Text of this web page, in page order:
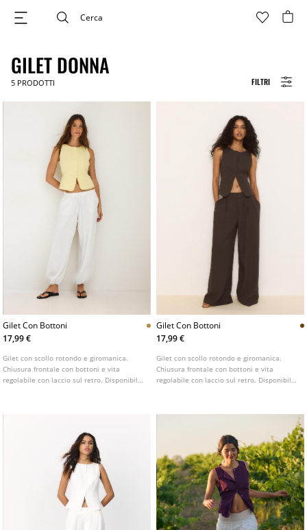
FILTRI
GILET DONNA
5 PRODOTTI
Gilet Con Bottoni
17,99 €
Gilet con scollo rotondo e giromanica.
Chiusura frontale con bottoni e vita
regolabile con laccio sul retro. Disponibile
Gilet Con Bottoni
17,99 €
Gilet con scollo rotondo e giromanica.
Chiusura frontale con bottoni e vita
regolabile con laccio sul retro. Disponibile